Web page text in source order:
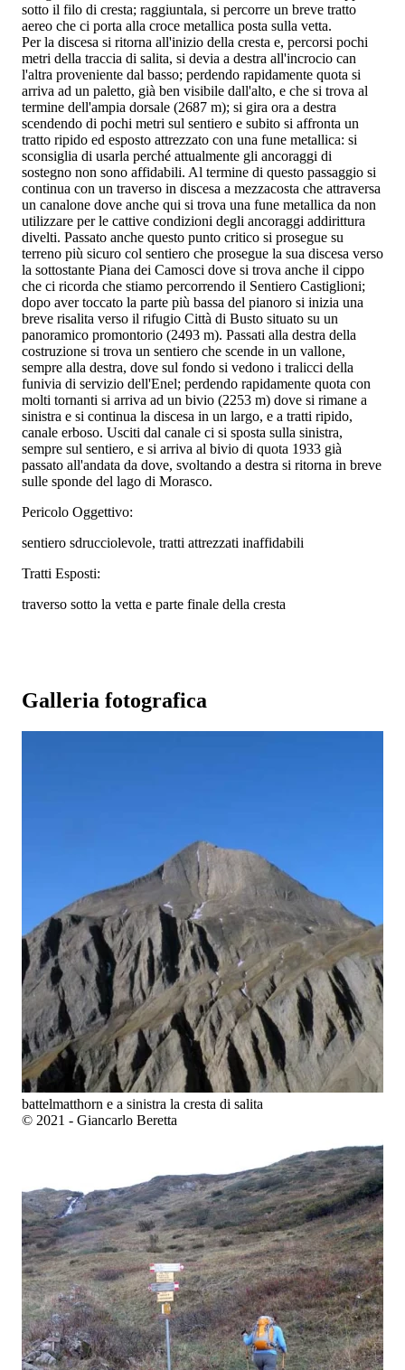
sotto il filo di cresta; raggiuntala, si percorre un breve tratto
aereo che ci porta alla croce metallica posta sulla vetta.
Per la discesa si ritorna all'inizio della cresta e, percorsi pochi
metri della traccia di salita, si devia a destra all'incrocio can
l'altra proveniente dal basso; perdendo rapidamente quota si
arriva ad un paletto, già ben visibile dall'alto, e che si trova al
termine dell'ampia dorsale (2687 m); si gira ora a destra
scendendo di pochi metri sul sentiero e subito si affronta un
tratto ripido ed esposto attrezzato con una fune metallica: si
sconsiglia di usarla perché attualmente gli ancoraggi di
sostegno non sono affidabili. Al termine di questo passaggio si
continua con un traverso in discesa a mezzacosta che attraversa
un canalone dove anche qui si trova una fune metallica da non
utilizzare per le cattive condizioni degli ancoraggi addirittura
divelti. Passato anche questo punto critico si prosegue su
terreno più sicuro col sentiero che prosegue la sua discesa verso
la sottostante Piana dei Camosci dove si trova anche il cippo
che ci ricorda che stiamo percorrendo il Sentiero Castiglioni;
dopo aver toccato la parte più bassa del pianoro si inizia una
breve risalita verso il rifugio Città di Busto situato su un
panoramico promontorio (2493 m). Passati alla destra della
costruzione si trova un sentiero che scende in un vallone,
sempre alla destra, dove sul fondo si vedono i tralicci della
funivia di servizio dell'Enel; perdendo rapidamente quota con
molti tornanti si arriva ad un bivio (2253 m) dove si rimane a
sinistra e si continua la discesa in un largo, e a tratti ripido,
canale erboso. Usciti dal canale ci si sposta sulla sinistra,
sempre sul sentiero, e si arriva al bivio di quota 1933 già
passato all'andata da dove, svoltando a destra si ritorna in breve
sulle sponde del lago di Morasco.
Pericolo Oggettivo:
sentiero sdrucciolevole, tratti attrezzati inaffidabili
Tratti Esposti:
traverso sotto la vetta e parte finale della cresta
Galleria fotografica
battelmatthorn e a sinistra la cresta di salita
© 2021 - Giancarlo Beretta